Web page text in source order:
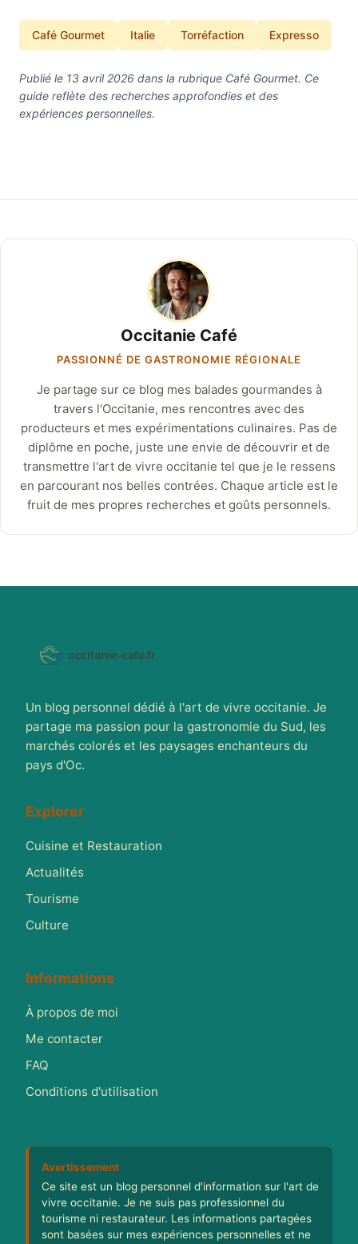
Café Gourmet Italie Torréfaction Expresso
Publié le 13 avril 2026 dans la rubrique Café Gourmet. Ce
guide reflète des recherches approfondies et des
expériences personnelles.
Occitanie Café
PASSIONNÉ DE GASTRONOMIE RÉGIONALE
Je partage sur ce blog mes balades gourmandes à
travers l'Occitanie, mes rencontres avec des
producteurs et mes expérimentations culinaires. Pas de
diplôme en poche, juste une envie de découvrir et de
transmettre l'art de vivre occitanie tel que je le ressens
en parcourant nos belles contrées. Chaque article est le
fruit de mes propres recherches et goûts personnels.
Un blog personnel dédié à l'art de vivre occitanie. Je
partage ma passion pour la gastronomie du Sud, les
marchés colorés et les paysages enchanteurs du
pays d'Oc.
Explorer
Cuisine et Restauration
Actualités
Tourisme
Culture
Informations
À propos de moi
Me contacter
FAQ
Conditions d'utilisation
Avertissement
Ce site est un blog personnel d'information sur l'art de
vivre occitanie. Je ne suis pas professionnel du
tourisme ni restaurateur. Les informations partagées
sont basées sur mes expériences personnelles et ne